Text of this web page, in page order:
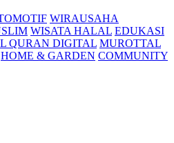
WIRAUSAHA
WISATA HALAL EDUKASI
QURAN DIGITAL MUROTTAL
HOME & GARDEN COMMUNITY